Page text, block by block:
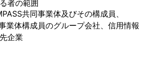
者の範囲
共同事業体及びその構成員、
業体構成員のグループ会社、信用情報
企業